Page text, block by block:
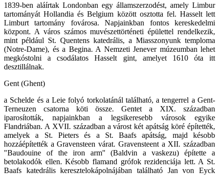
1839-ben aláírtak Londonban egy államszerzodést, amely Limbur
tartományát Hollandia és Belgium között osztotta fel. Hasselt lett
Limburt tartomány fovárosa. Napjainkban fontos kereskedelmi
központ. A város számos muvészettörténeti épülettel rendelkezik,
mint például St. Quentens katedrális, a Miasszonyunk temploma
(Notre-Dame), és a Begina. A Nemzeti Jenever múzeumban lehet
megkóstolni a csodálatos Hasselt gint, amelyet 1610 óta itt
desztillálnak.
Gent (Ghent)
a Schelde és a Leie folyó torkolatánál található, a tengerrel a Gent-
Terneuzen csatorna köti össze. Gentet a XIX. században
iparosították, napjainkban a legsikeresebb városok egyike
Flandriában. A XVII. században a várost két apátság köré építették,
amelyek a St. Pieters és a St. Baafs apátság, majd késobb
hozzáépítették a Gravensteen várat. Gravensteent a XII. században
"Baudouine of the iron arm" (Baldvin a vaskezu) építette a
betolakodók ellen. Késobb flamand grófok rezidenciája lett. A St.
Baafs katedrális keresztelokápolnájában található Jan von Eyck